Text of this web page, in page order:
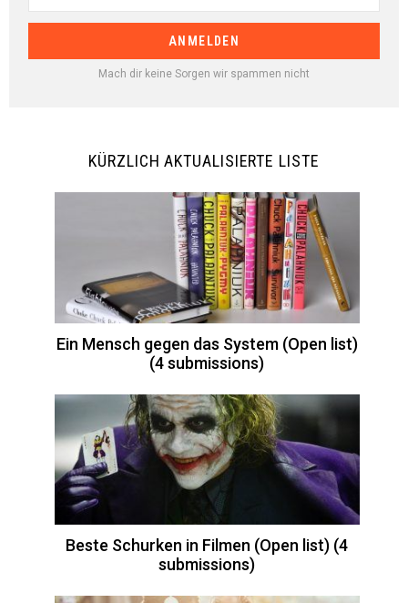
Mach dir keine Sorgen wir spammen nicht
KÜRZLICH AKTUALISIERTE LISTE
Ein Mensch gegen das System (Open list)
(4 submissions)
Beste Schurken in Filmen (Open list) (4
submissions)